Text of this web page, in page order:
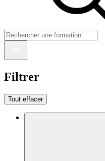
Filtrer
Tout effacer